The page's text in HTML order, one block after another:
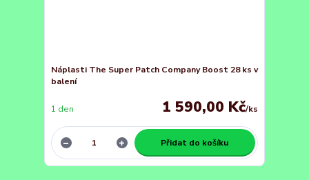
Náplasti The Super Patch Company Boost 28 ks v
balení
1 590,00 Kč/ks
1 den
Přidat do košíku